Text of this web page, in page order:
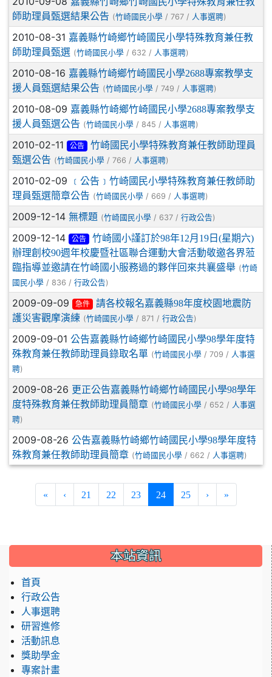
師助理員甄選結果公告 (竹崎國民小學 / 767 / 人事選聘)
2010-08-31 嘉義縣竹崎鄉竹崎國民小學特殊教育兼任教
師助理員甄選 (竹崎國民小學 / 632 / 人事選聘)
2010-08-16 嘉義縣竹崎鄉竹崎國民小學2688專案教學支
援人員甄選結果公告 (竹崎國民小學 / 749 / 人事選聘)
2010-08-09 嘉義縣竹崎鄉竹崎國民小學2688專案教學支
援人員甄選公告 (竹崎國民小學 / 845 / 人事選聘)
2010-02-11 公告
竹崎國民小學特殊教育兼任教師助理員
甄選公告 (竹崎國民小學 / 766 / 人事選聘)
2010-02-09
﹝公告﹞竹崎國民小學特殊教育兼任教師助
理員甄選簡章公告 (竹崎國民小學 / 669 / 人事選聘)
2009-12-14 無標題 (竹崎國民小學 / 637 / 行政公告)
2009-12-14 公告
竹崎國小謹訂於98年12月19日(星期六)
辦理創校90週年校慶暨社區聯合運動大會活動敬邀各界蒞
臨指導並邀請在竹崎國小服務過的夥伴回來共襄盛舉 (竹崎
國民小學 / 836 / 行政公告)
2009-09-09 急件
請各校報名嘉義縣98年度校園地震防
護災害觀摩演練 (竹崎國民小學 / 871 / 行政公告)
2009-09-01 公告嘉義縣竹崎鄉竹崎國民小學98學年度特
殊教育兼任教師助理員錄取名單 (竹崎國民小學 / 709 / 人事選
聘)
2009-08-26 更正公告嘉義縣竹崎鄉竹崎國民小學98學年
度特殊教育兼任教師助理員簡章 (竹崎國民小學 / 652 / 人事選
聘)
2009-08-26 公告嘉義縣竹崎鄉竹崎國民小學98學年度特
殊教育兼任教師助理員簡章 (竹崎國民小學 / 662 / 人事選聘)
« ‹ 21 22 23 24(current)
25 › »
::: 本站資訊
首頁
行政公告
人事選聘
研習進修
活動訊息
獎助學金
專案計畫